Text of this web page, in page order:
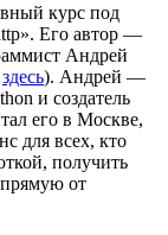
курс под
Его автор —
Андрей
здесь). Андрей —
и создатель
его в Москве,
для всех, кто
получить
от